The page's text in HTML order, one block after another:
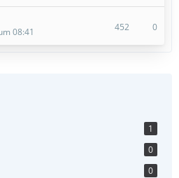
08:41
452 0
1
0
0